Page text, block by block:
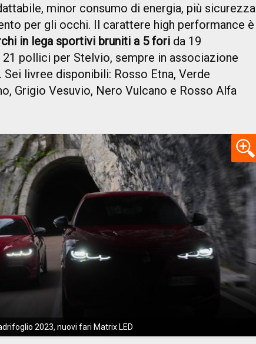
minor consumo di energia, più sicurezza
per gli occhi. Il carattere high performance è
in lega sportivi bruniti a 5 fori da 19
21 pollici per Stelvio, sempre in associazione
. Sei livree disponibili: Rosso Etna, Verde
Grigio Vesuvio, Nero Vulcano e Rosso Alfa
2023, nuovi fari Matrix LED